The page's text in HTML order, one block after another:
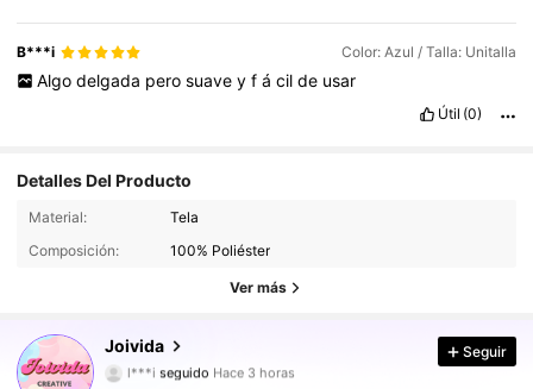
B***i Color: Azul / Talla: Unitalla
Algo delgada pero suave y f á cil de usar
Útil (0)
Detalles Del Producto
Material:
Tela
Composición:
100% Poliéster
Ver más
Joivida
291K Seguidores
seguido
4,82
291K Seguidores
Seguir